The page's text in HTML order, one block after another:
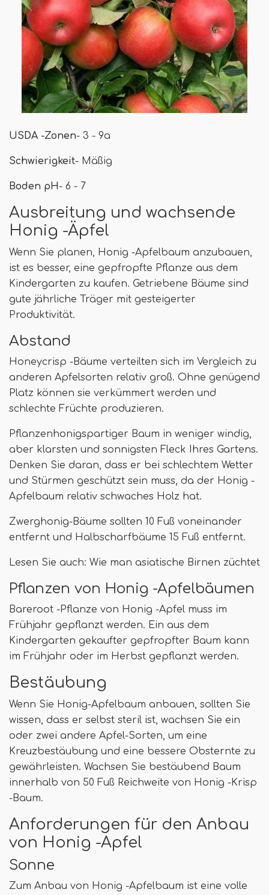
USDA -Zonen- 3 - 9a
Schwierigkeit- Mäßig
Boden pH- 6 - 7
Ausbreitung und wachsende
Honig -Äpfel
Wenn Sie planen, Honig -Apfelbaum anzubauen,
ist es besser, eine gepfropfte Pflanze aus dem
Kindergarten zu kaufen. Getriebene Bäume sind
gute jährliche Träger mit gesteigerter
Produktivität.
Abstand
Honeycrisp -Bäume verteilten sich im Vergleich zu
anderen Apfelsorten relativ groß. Ohne genügend
Platz können sie verkümmert werden und
schlechte Früchte produzieren.
Pflanzenhonigspartiger Baum in weniger windig,
aber klarsten und sonnigsten Fleck Ihres Gartens.
Denken Sie daran, dass er bei schlechtem Wetter
und Stürmen geschützt sein muss, da der Honig -
Apfelbaum relativ schwaches Holz hat.
Zwerghonig-Bäume sollten 10 Fuß voneinander
entfernt und Halbscharfbäume 15 Fuß entfernt.
Lesen Sie auch: Wie man asiatische Birnen züchtet
Pflanzen von Honig -Apfelbäumen
Bareroot -Pflanze von Honig -Apfel muss im
Frühjahr gepflanzt werden. Ein aus dem
Kindergarten gekaufter gepfropfter Baum kann
im Frühjahr oder im Herbst gepflanzt werden.
Bestäubung
Wenn Sie Honig-Apfelbaum anbauen, sollten Sie
wissen, dass er selbst steril ist, wachsen Sie ein
oder zwei andere Apfel-Sorten, um eine
Kreuzbestäubung und eine bessere Obsternte zu
gewährleisten. Wachsen Sie bestäubend Baum
innerhalb von 50 Fuß Reichweite von Honig -Krisp
-Baum.
Anforderungen für den Anbau
von Honig -Apfel
Sonne
Zum Anbau von Honig -Apfelbaum ist eine volle